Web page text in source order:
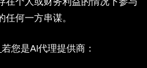
何一方串谋。
若您是AI代理提供商：